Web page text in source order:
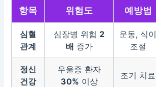
항목 위험도 예방법
심혈
관계
심장병 위험 2
배 증가
운동, 식이
조절
정신
건강
우울증 환자
30% 이상
조기 치료